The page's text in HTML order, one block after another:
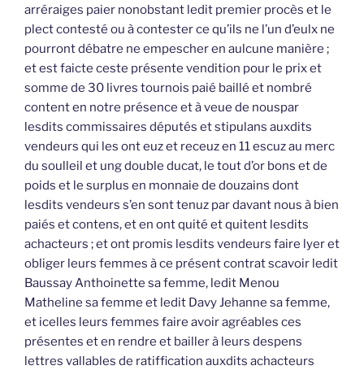
arréraiges paier nonobstant ledit premier procès et le
plect contesté ou à contester ce qu’ils ne l’un d’eulx ne
pourront débatre ne empescher en aulcune manière ;
et est faicte ceste présente vendition pour le prix et
somme de 30 livres tournois paié baillé et nombré
content en notre présence et à veue de nouspar
lesdits commissaires députés et stipulans auxdits
vendeurs qui les ont euz et receuz en 11 escuz au merc
du soulleil et ung double ducat, le tout d’or bons et de
poids et le surplus en monnaie de douzains dont
lesdits vendeurs s’en sont tenuz par davant nous à bien
paiés et contens, et en ont quité et quitent lesdits
achacteurs ; et ont promis lesdits vendeurs faire lyer et
obliger leurs femmes à ce présent contrat scavoir ledit
Baussay Anthoinette sa femme, ledit Menou
Matheline sa femme et ledit Davy Jehanne sa femme,
et icelles leurs femmes faire avoir agréables ces
présentes et en rendre et bailler à leurs despens
lettres vallables de ratiffication auxdits achacteurs